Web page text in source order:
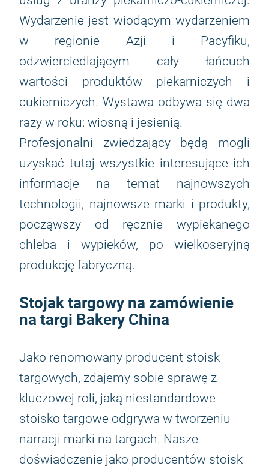
Wydarzenie jest wiodącym wydarzeniem
w regionie Azji i Pacyfiku,
odzwierciedlającym cały łańcuch
wartości produktów piekarniczych i
cukierniczych. Wystawa odbywa się dwa
razy w roku: wiosną i jesienią.
Profesjonalni zwiedzający będą mogli
uzyskać tutaj wszystkie interesujące ich
informacje na temat najnowszych
technologii, najnowsze marki i produkty,
począwszy od ręcznie wypiekanego
chleba i wypieków, po wielkoseryjną
produkcję fabryczną.
Stojak targowy na zamówienie
na targi Bakery China
Jako renomowany producent stoisk
targowych, zdajemy sobie sprawę z
kluczowej roli, jaką niestandardowe
stoisko targowe odgrywa w tworzeniu
narracji marki na targach. Nasze
doświadczenie jako producentów stoisk